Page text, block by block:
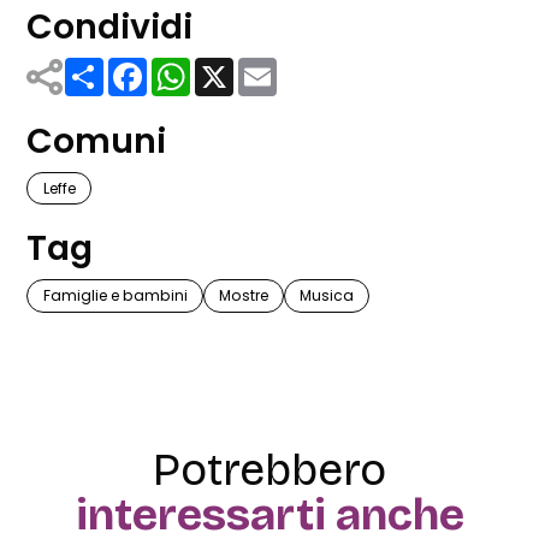
Condividi
ShareFacebook
WhatsApp
X
Comuni
Leffe
Tag
Famiglie e bambini Mostre Musica
Potrebbero
interessarti anche